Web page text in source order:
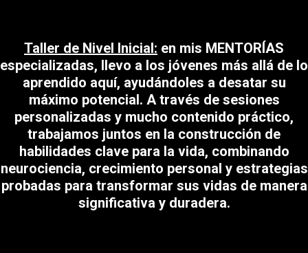
Taller de Nivel Inicial: en mis MENTORÍAS
especializadas, llevo a los jóvenes más allá de lo
aprendido aquí, ayudándoles a desatar su
máximo potencial. A través de sesiones
personalizadas y mucho contenido práctico,
trabajamos juntos en la construcción de
habilidades clave para la vida, combinando
neurociencia, crecimiento personal y estrategias
probadas para transformar sus vidas de manera
significativa y duradera.